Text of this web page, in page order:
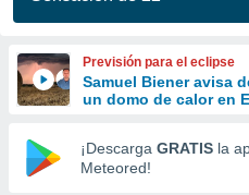
las
y
forma
digital
basada
Previsión para el eclipse
Samuel Biener avisa
un domo de calor en
¡Descarga GRATIS la
Meteored!